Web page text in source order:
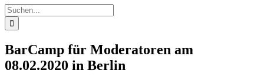
Suche
nach:
BarCamp für Moderatoren am
08.02.2020 in Berlin